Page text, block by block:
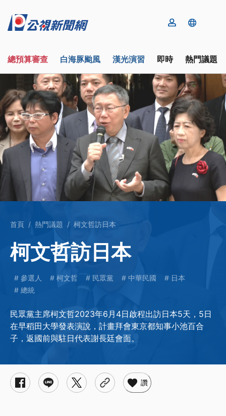
總預算審查 白海豚颱風 漢光演習 即時 熱門議題
首頁 熱門議題 柯文哲訪日本
柯文哲訪日本
參選人 柯文哲 民眾黨 中華民國
日本
總統
民眾黨主席柯文哲2023年6月4日啟程出訪日本5天，5日
在早稻田大學發表演說，計畫拜會東京都知事小池百合
子，返國前與駐日代表謝長廷會面。
讚